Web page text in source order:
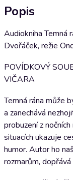
Popis
Audiokniha Temná
Dvořáček, režie
POVÍDKOVÝ
VIČARA
Temná rána může
a zanechává
probuzení z
situacích ukazuje
humor. Autor ho
rozmarům,